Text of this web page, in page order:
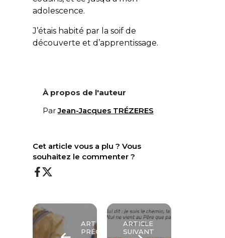
adolescence.
J’étais habité par la soif de
découverte et d’apprentissage.
À propos de l'auteur
ParJean-Jacques TRÉZERES
Cet article vous a plu ? Vous
souhaitez le commenter ?
ARTICLE
PRÉCÉDENT
ARTICLE
SUIVANT